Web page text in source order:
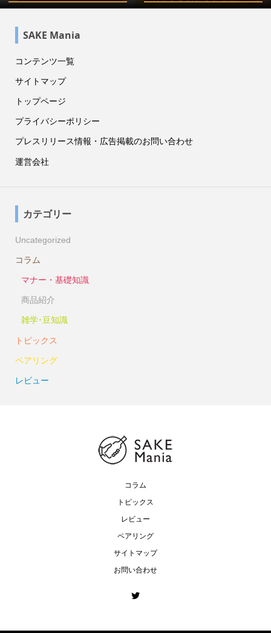
SAKE Mania
コンテンツ一覧
サイトマップ
トップページ
プライバシーポリシー
プレスリリース情報・広告掲載のお問い合わせ
運営会社
カテゴリー
Uncategorized
コラム
マナー・基礎知識
商品紹介
雑学･豆知識
トピックス
ペアリング
レビュー
コラム
トピックス
レビュー
ペアリング
サイトマップ
お問い合わせ